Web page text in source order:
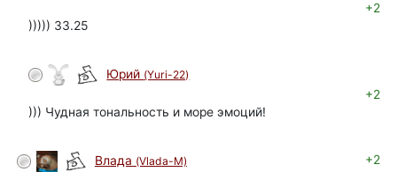
+2
))))) 33.25
Юрий (Yuri-22)
+2
))) Чудная тональность и море эмоций!
Влада (Vlada-M)
+2